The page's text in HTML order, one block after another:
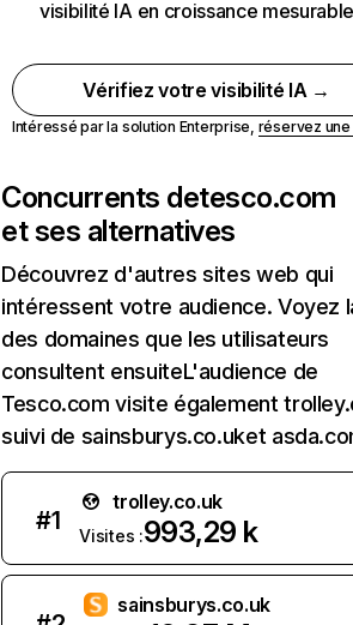
visibilité IA en croissance
Vérifiez votre visibilité IA →
Intéressé par la solution Enterprise, réservez
Concurrents detesco.com
et ses alternatives
Découvrez d'autres sites web qui
intéressent votre audience. Voyez
des domaines que les utilisateurs
consultent ensuiteL'audience de
Tesco.com visite également
suivi de sainsburys.co.uket
#1
trolley.co.uk
Visites :993,29 k
sainsburys.co.uk